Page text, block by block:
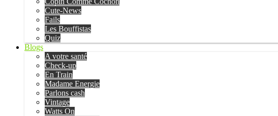
Cute-News
Fails
Les Bouffistas
Quiz
Blogs
A votre santé
Check-up
En Train
Madame Energie
Parlons cash
Vintage
Watts On